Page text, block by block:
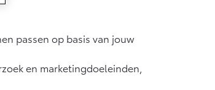
passen op basis van jouw
en marketingdoeleinden,